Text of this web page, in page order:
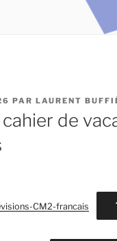
PAR LAURENT
cahier de
CM2-francais